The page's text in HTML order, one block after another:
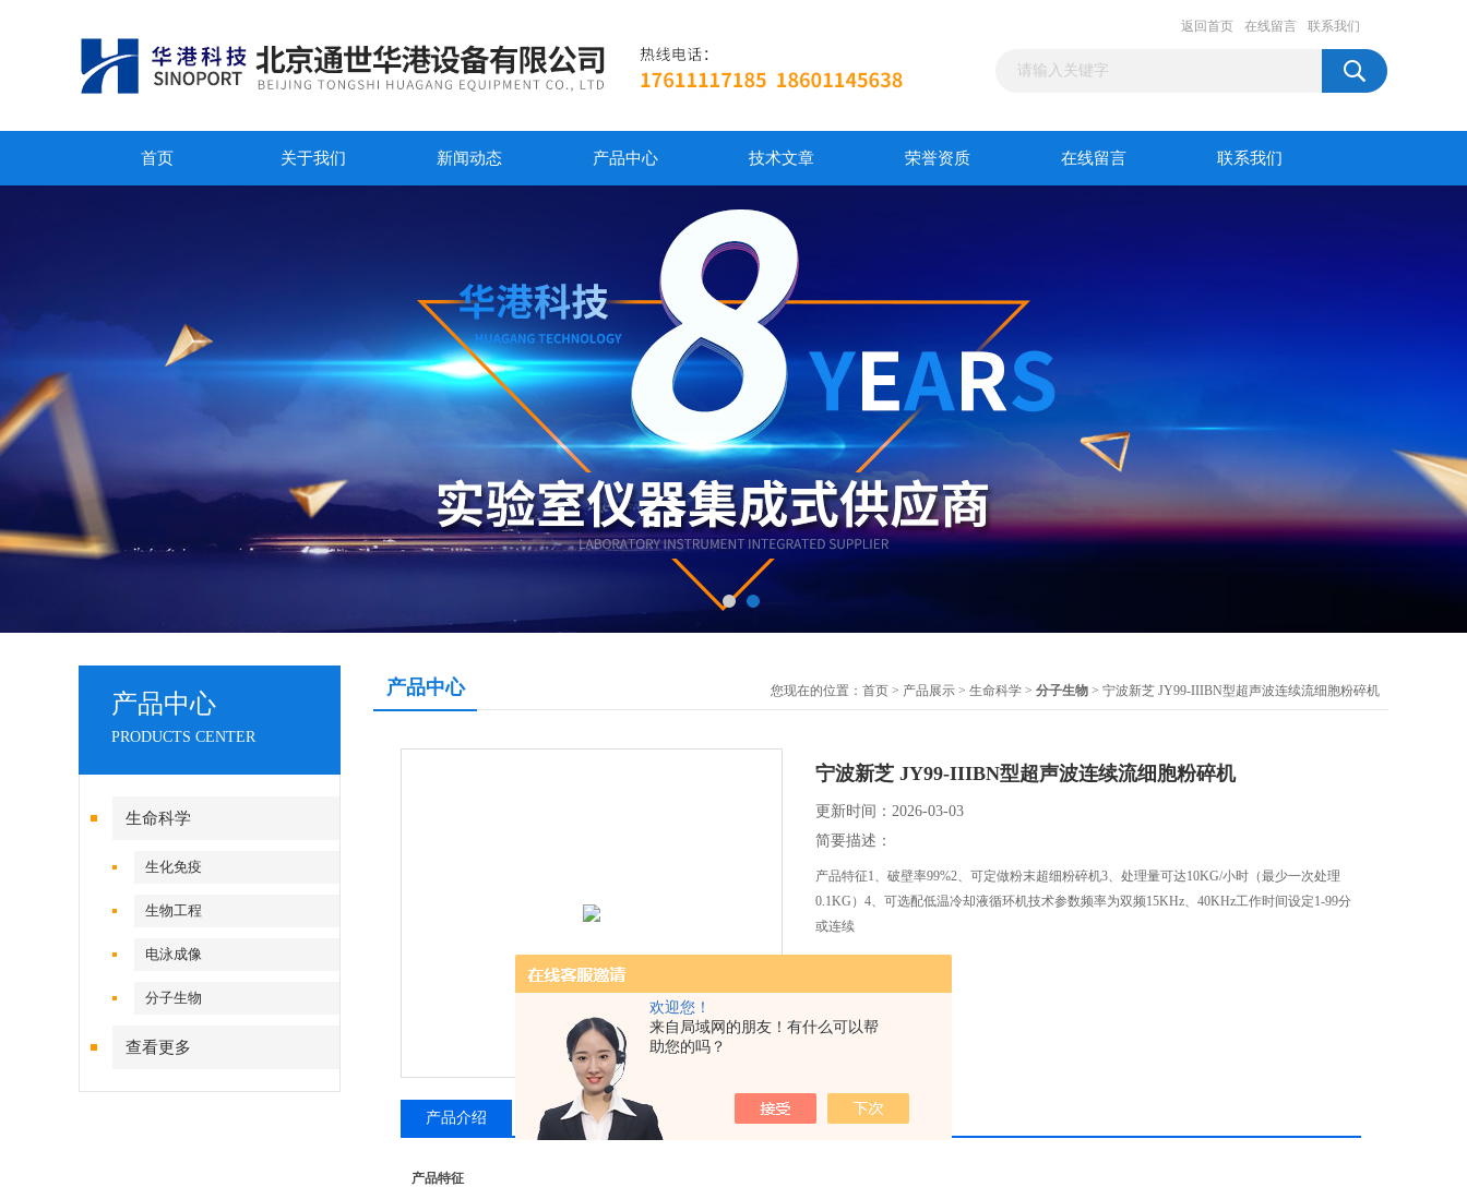
欢迎您！
来自局域网的朋友！有什么可以帮
助您的吗？
返回首页 在线留言 联系我们
首页 关于我们 新闻动态 产品中心 技术文章 荣誉资质 在线留言 联系我们
产品中心
PRODUCTS CENTER
生命科学
生化免疫
生物工程
电泳成像
分子生物
查看更多
产品中心 您现在的位置： 首页 > 产品展示 > 生命科学 > 分子生物 > 宁波新芝 JY99-IIIBN型超声波连续流细胞粉碎机
宁波新芝 JY99-IIIBN型超声波连续流细胞粉碎机
更新时间：2026-03-03
简要描述：
产品特征1、破壁率99%2、可定做粉末超细粉碎机3、处理量可达10KG/小时（最少一次处理
0.1KG）4、可选配低温冷却液循环机技术参数频率为双频15KHz、40KHz工作时间设定1-99分
或连续
产品介绍 相关产品 留言询价
产品特征